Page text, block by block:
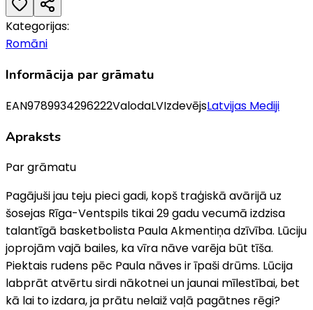
Kategorijas:
Romāni
Informācija par grāmatu
EAN9789934296222ValodaLVIzdevējsLatvijas Mediji
Apraksts
Par grāmatu
Pagājuši jau teju pieci gadi, kopš traģiskā avārijā uz
šosejas Rīga-Ventspils tikai 29 gadu vecumā izdzisa
talantīgā basketbolista Paula Akmentiņa dzīvība. Lūciju
joprojām vajā bailes, ka vīra nāve varēja būt tīša.
Piektais rudens pēc Paula nāves ir īpaši drūms. Lūcija
labprāt atvērtu sirdi nākotnei un jaunai mīlestībai, bet
kā lai to izdara, ja prātu nelaiž vaļā pagātnes rēgi?